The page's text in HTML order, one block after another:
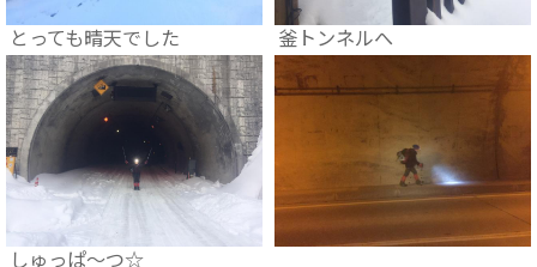
とっても晴天でした 釜トンネルへ
しゅっぱ～つ☆